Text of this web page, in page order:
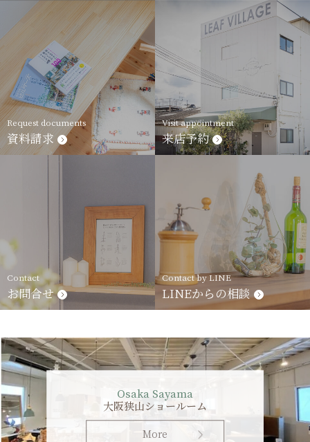
Request documents
資料請求
Visit appointment
来店予約
Contact
お問合せ
Contact by LINE
LINEからの相談
Osaka Sayama
大阪狭山ショールーム
More